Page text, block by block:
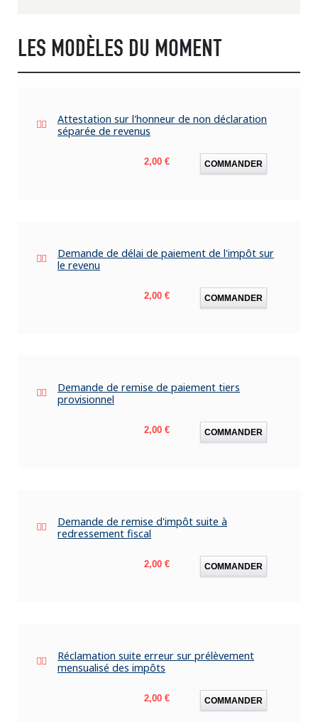
LES MODÈLES DU MOMENT
Attestation sur l'honneur de non déclaration
séparée de revenus
Prix
2,00 € COMMANDER
Demande de délai de paiement de l'impôt sur
le revenu
Prix
2,00 € COMMANDER
Demande de remise de paiement tiers
provisionnel
Prix
2,00 € COMMANDER
Demande de remise d'impôt suite à
redressement fiscal
Prix
2,00 € COMMANDER
Réclamation suite erreur sur prélèvement
mensualisé des impôts
Prix
2,00 € COMMANDER